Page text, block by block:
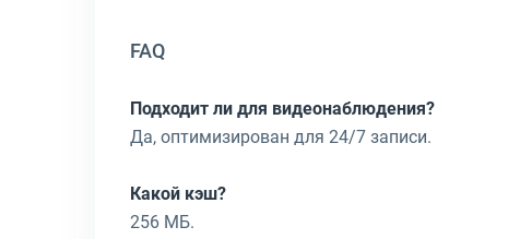
FAQ
Подходит ли для видеонаблюдения?
Да, оптимизирован для 24/7 записи.
Какой кэш?
256 МБ.